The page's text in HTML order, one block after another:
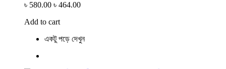
৳ 580.00 ৳ 464.00
Add to cart
একটু পড়ে দেখুন